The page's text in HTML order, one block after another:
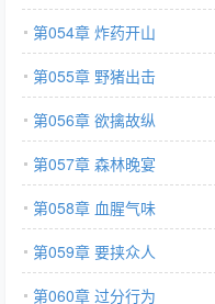
第054章 炸药开山
第055章 野猪出击
第056章 欲擒故纵
第057章 森林晚宴
第058章 血腥气味
第059章 要挟众人
第060章 过分行为